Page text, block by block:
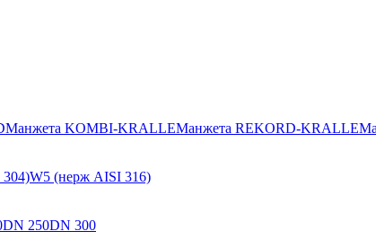
Манжета KOMBI-KRALLEМанжета REKORD-KRALLE
W5 (нерж AISI 316)
DN 250DN 300